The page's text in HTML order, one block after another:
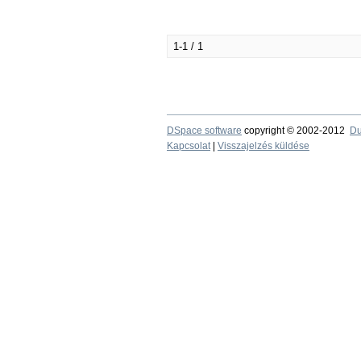
1-1 / 1
DSpace software copyright © 2002-2012
Kapcsolat| Visszajelzés küldése